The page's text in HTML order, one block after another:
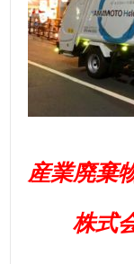
産業廃棄
株式会